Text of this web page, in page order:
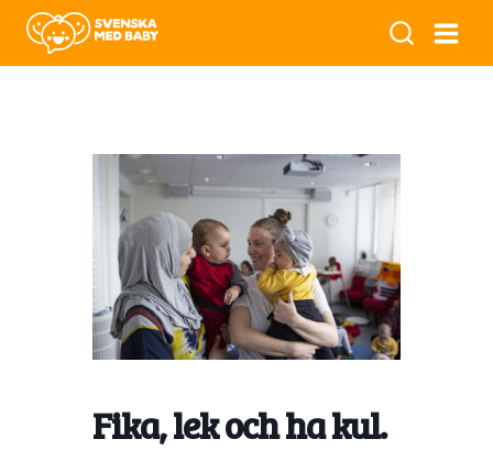
Fika, lek och ha kul.